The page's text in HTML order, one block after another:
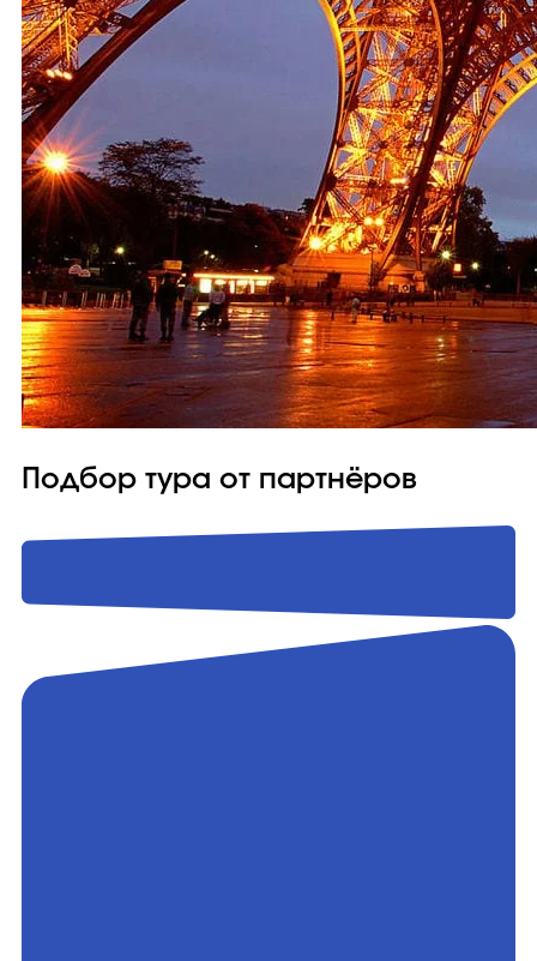
Подбор тура от партнёров